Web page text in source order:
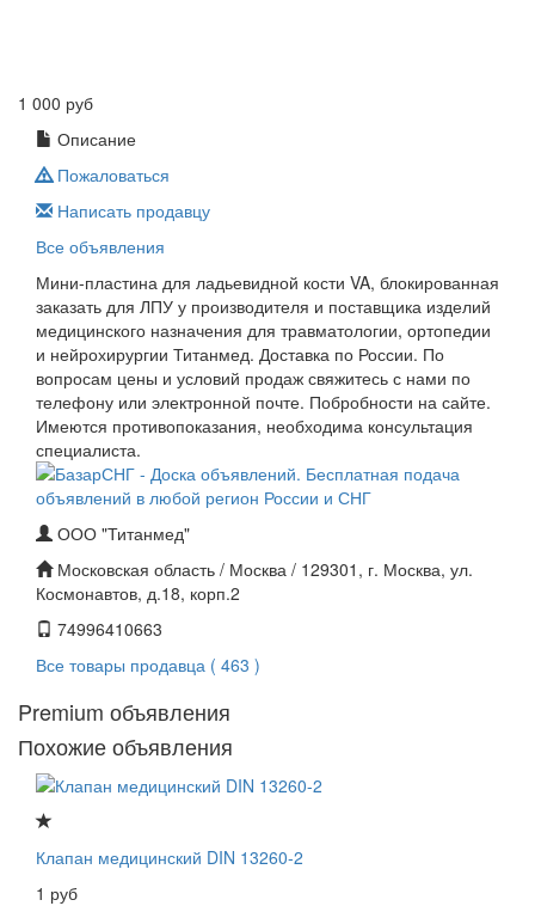
1 000 руб
Описание
Пожаловаться
Написать продавцу
Все объявления
Мини-пластина для ладьевидной кости VA, блокированная
заказать для ЛПУ у производителя и поставщика изделий
медицинского назначения для травматологии, ортопедии
и нейрохирургии Титанмед. Доставка по России. По
вопросам цены и условий продаж свяжитесь с нами по
телефону или электронной почте. Побробности на сайте.
Имеются противопоказания, необходима консультация
специалиста.
ООО "Титанмед"
Московская область / Москва / 129301, г. Москва, ул.
Космонавтов, д.18, корп.2
74996410663
Все товары продавца ( 463 )
Premium объявления
Похожие объявления
Клапан медицинский DIN 13260-2
1 руб